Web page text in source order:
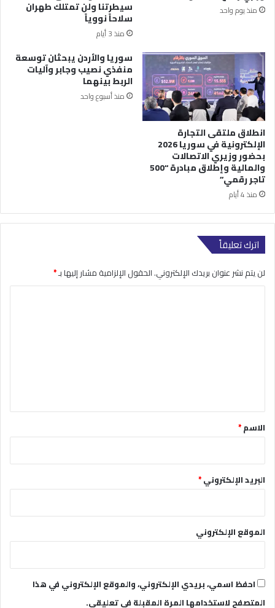
منذ يوم واحد سيطرتنا ولن تمتلك طهران
سلاحاً نووياً
منذ 3 أيام
انطلاق ملتقى التجارة
الإلكترونية في سوريا 2026
بحضور وزيري الاتصالات
والمالية وإطلاق مبادرة “500
تاجر رقمي”
منذ 4 أيام
سوريا والأردن يبحثان توسعة
منفذي نصيب وجابر وآليات
الربط بينهما
منذ أسبوع واحد
اترك تعليقاً
لن يتم نشر عنوان بريدك الإلكتروني.الحقول الإلزامية مشار إليها بـ*
*الاسم*
البريد الإلكتروني*
الموقع الإلكتروني
احفظ اسمي، بريدي الإلكتروني، والموقع الإلكتروني في هذا
المتصفح لاستخدامها المرة المقبلة في تعليقي.